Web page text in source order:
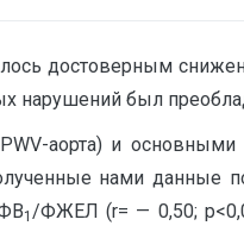
достоверным
нарушений был
аорта) и основными
нами данные
1 /ФЖЕЛ (r= — 0,50;